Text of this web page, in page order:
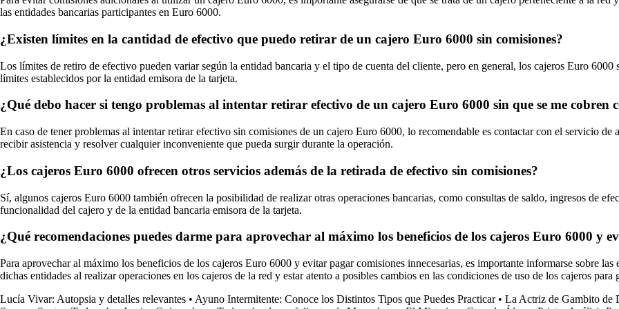
las entidades bancarias participantes en Euro 6000.
¿Existen límites en la cantidad de efectivo que puedo retirar de un cajero Euro 6000 sin comisiones?
Los límites de retiro de efectivo pueden variar según la entidad bancaria y el tipo de cuenta del cliente, pero en general, los cajeros Euro
límites establecidos por la entidad emisora de la tarjeta.
¿Qué debo hacer si tengo problemas al intentar retirar efectivo de un cajero Euro 6000 sin que se me cobren
En caso de tener problemas al intentar retirar efectivo sin comisiones de un cajero Euro 6000, lo recomendable es contactar con el servicio
recibir asistencia y resolver cualquier inconveniente que pueda surgir durante la operación.
¿Los cajeros Euro 6000 ofrecen otros servicios además de la retirada de efectivo sin comisiones?
Sí, algunos cajeros Euro 6000 también ofrecen la posibilidad de realizar otras operaciones bancarias, como consultas de saldo, ingresos de
funcionalidad del cajero y de la entidad bancaria emisora de la tarjeta.
¿Qué recomendaciones puedes darme para aprovechar al máximo los beneficios de los cajeros Euro 6000 y
Para aprovechar al máximo los beneficios de los cajeros Euro 6000 y evitar pagar comisiones innecesarias, es importante informarse sobre
dichas entidades al realizar operaciones en los cajeros de la red y estar atento a posibles cambios en las condiciones de uso de los cajeros
Lucía Vivar: Autopsia y detalles relevantes • Ayuno Intermitente: Conoce los Distintos Tipos que Puedes Practicar• La Actriz de Gambito de